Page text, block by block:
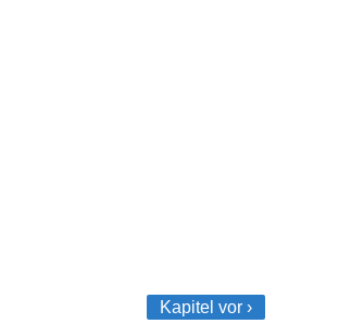
Kapitel vor ›